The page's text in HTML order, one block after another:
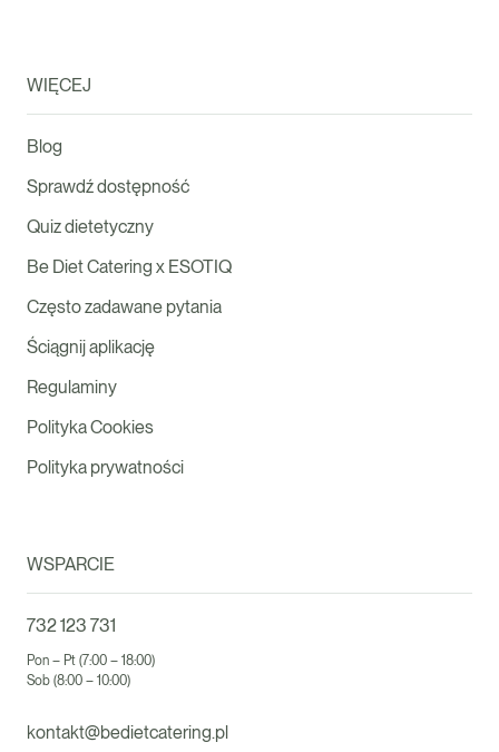
WIĘCEJ
Blog
Sprawdź dostępność
Quiz dietetyczny
Be Diet Catering x ESOTIQ
Często zadawane pytania
Ściągnij aplikację
Regulaminy
Polityka Cookies
Polityka prywatności
WSPARCIE
732 123 731
Pon – Pt (7:00 – 18:00)
Sob (8:00 – 10:00)
kontakt@bedietcatering.pl